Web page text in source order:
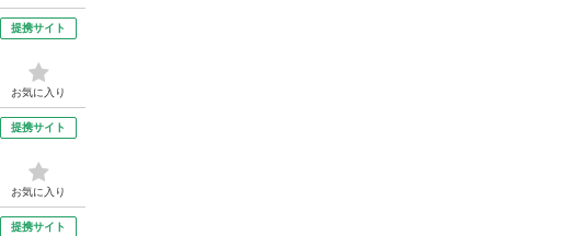
提携サイト
お気に入り
提携サイト
お気に入り
提携サイト